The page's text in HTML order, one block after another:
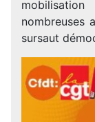
nombreuses
sursaut